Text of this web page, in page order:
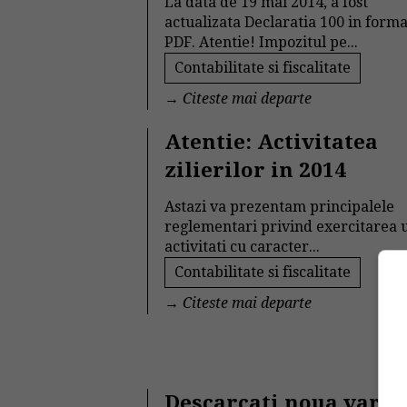
actualizata Declaratia 100 in
PDF. Atentie! Impozitul pe...
Contabilitate si fiscalitate
→ Citeste mai departe
Atentie: Activitatea
zilierilor in 2014
Astazi va prezentam principalele
reglementari privind exercitarea
activitati cu caracter...
Contabilitate si fiscalitate
→ Citeste mai departe